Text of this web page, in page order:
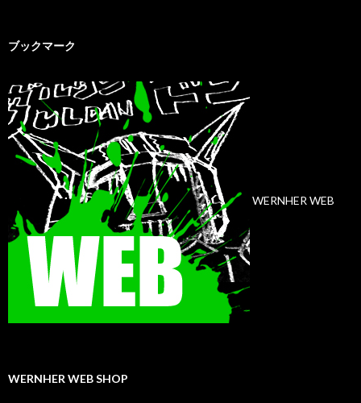
ブックマーク
WERNHER WEB
WERNHER WEB SHOP